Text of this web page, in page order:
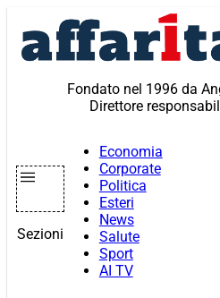
contenuto
Fondato nel 1996 da
Direttore
Sezioni
Economia
Corporate
Politica
Esteri
News
Salute
Sport
AI TV